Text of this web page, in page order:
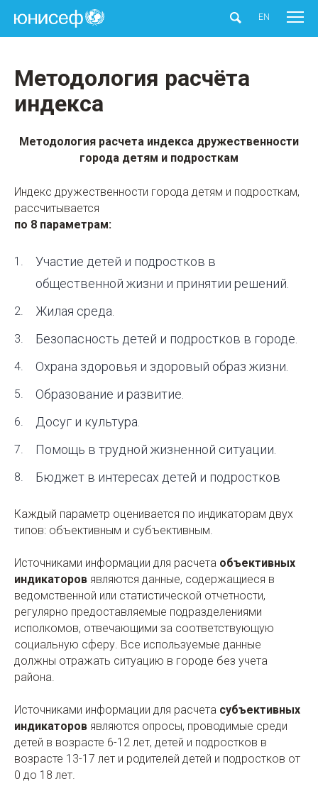
ЮНИСЕФ EN
Методология расчёта
индекса
Методология расчета индекса дружественности
города детям и подросткам
Индекс дружественности города детям и подросткам,
рассчитывается
по 8 параметрам:
Участие детей и подростков в
общественной жизни и принятии решений.
Жилая среда.
Безопасность детей и подростков в городе.
Охрана здоровья и здоровый образ жизни.
Образование и развитие.
Досуг и культура.
Помощь в трудной жизненной ситуации.
Бюджет в интересах детей и подростков
Каждый параметр оценивается по индикаторам двух
типов: объективным и субъективным.
Источниками информации для расчета объективных
индикаторов являются данные, содержащиеся в
ведомственной или статистической отчетности,
регулярно предоставляемые подразделениями
исполкомов, отвечающими за соответствующую
социальную сферу. Все используемые данные
должны отражать ситуацию в городе без учета
района.
Источниками информации для расчета субъективных
индикаторов являются опросы, проводимые среди
детей в возрасте 6-12 лет, детей и подростков в
возрасте 13-17 лет и родителей детей и подростков от
0 до 18 лет.